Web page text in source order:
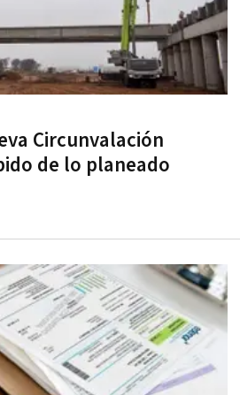
Circunvalación
de lo planeado